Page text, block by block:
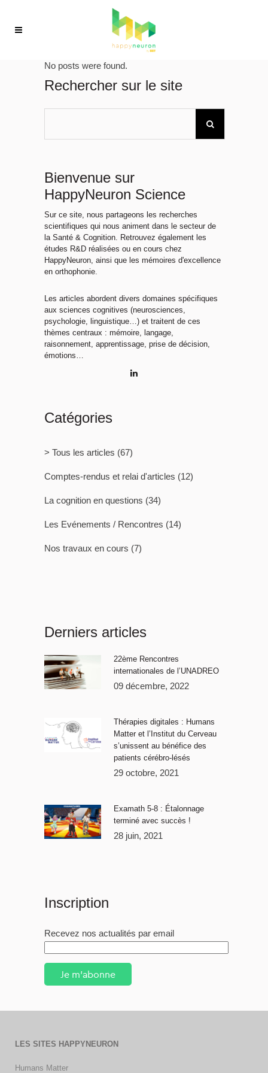
No posts were found.
Rechercher sur le site
Bienvenue sur
HappyNeuron Science
Sur ce site, nous partageons les recherches
scientifiques qui nous animent dans le secteur de
la Santé & Cognition. Retrouvez également les
études R&D réalisées ou en cours chez
HappyNeuron, ainsi que les mémoires d'excellence
en orthophonie.
Les articles abordent divers domaines spécifiques
aux sciences cognitives (neurosciences,
psychologie, linguistique…) et traitent de ces
thèmes centraux : mémoire, langage,
raisonnement, apprentissage, prise de décision,
émotions…
Catégories
> Tous les articles (67)
Comptes-rendus et relai d'articles (12)
La cognition en questions (34)
Les Evénements / Rencontres (14)
Nos travaux en cours (7)
Derniers articles
22ème Rencontres
internationales de l’UNADREO
09 décembre, 2022
Thérapies digitales : Humans
Matter et l’Institut du Cerveau
s’unissent au bénéfice des
patients cérébro-lésés
29 octobre, 2021
Examath 5-8 : Étalonnage
terminé avec succès !
28 juin, 2021
Inscription
Recevez nos actualités par email
Je m'abonne
LES SITES HAPPYNEURON
Humans Matter